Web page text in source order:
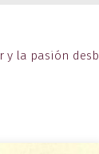
y la pasión